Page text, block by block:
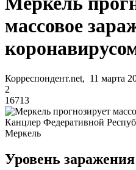
массовое
Корреспондент.net, 11 марта
2
16713
Канцлер Федеративной
Меркель
Уровень